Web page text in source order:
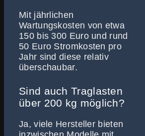
Mit jährlichen
Wartungskosten von etwa
150 bis 300 Euro und rund
50 Euro Stromkosten pro
Jahr sind diese relativ
überschaubar.
Sind auch Traglasten
über 200 kg möglich?
Ja, viele Hersteller bieten